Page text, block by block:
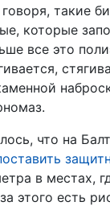
такие
которые
все это
что на
в местах,
этого есть